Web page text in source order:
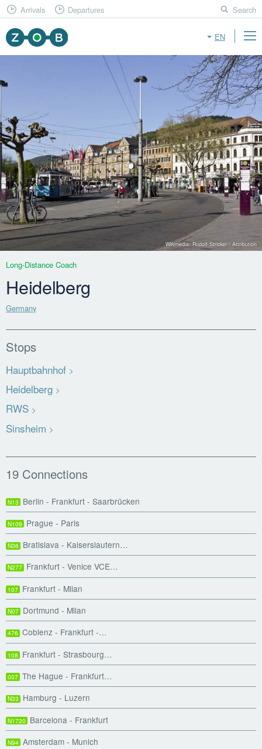
EN
Arrivals Departures Search
Wikimedia: Rudolf Stricker / Attribution
Long-Distance Coach
Heidelberg
Germany
Stops
Hauptbahnhof
Heidelberg
RWS
Sinsheim
19 Connections
N13 Berlin - Frankfurt - Saarbrücken
N109 Prague - Paris
N36 Bratislava - Kaiserslautern…
N277 Frankfurt - Venice VCE…
107 Frankfurt - Milan
N07 Dortmund - Milan
476 Coblenz - Frankfurt -…
108 Frankfurt - Strasbourg…
007 The Hague - Frankfurt…
N33 Hamburg - Luzern
N1720 Barcelona - Frankfurt
N94 Amsterdam - Munich